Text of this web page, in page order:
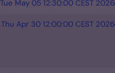
Tue May 05 12:30:00 CEST 2026
Thu Apr 30 12:00:00 CEST 2026